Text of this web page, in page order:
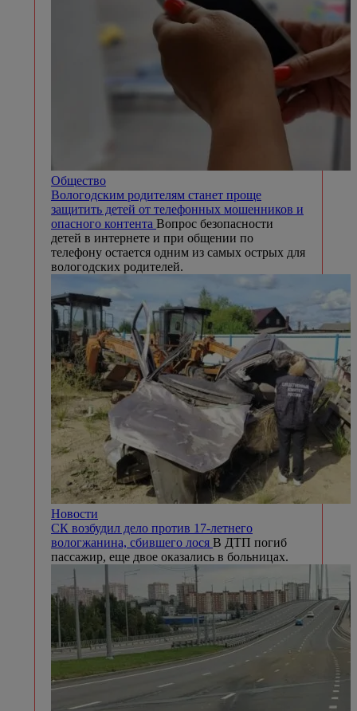
Общество
Вологодским родителям станет проще
защитить детей от телефонных мошенников и
опасного контента Вопрос безопасности
детей в интернете и при общении по
телефону остается одним из самых острых для
вологодских родителей.
Новости
СК возбудил дело против 17-летнего
вологжанина, сбившего лося В ДТП погиб
пассажир, еще двое оказались в больницах.